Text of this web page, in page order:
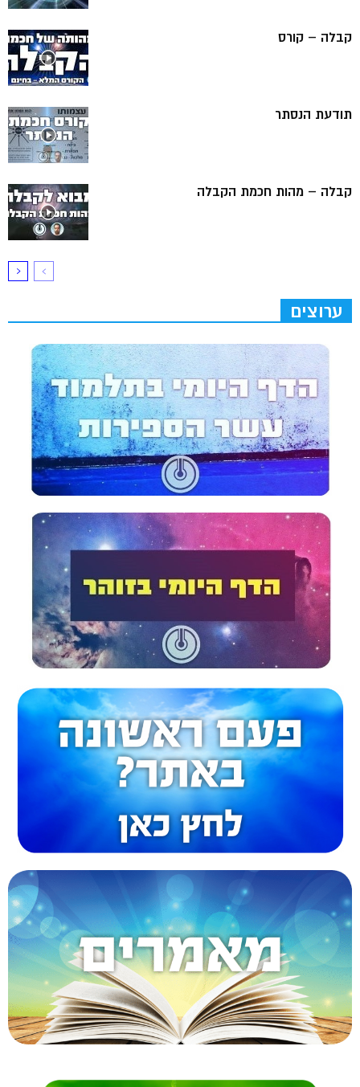
קבלה – קורס
תודעת הנסתר
קבלה – מהות חכמת הקבלה
ערוצים